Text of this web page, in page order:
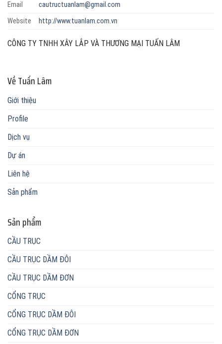
Email
cautructuanlam@gmail.com
Website
http://www.tuanlam.com.vn
CÔNG TY TNHH XÂY LẮP VÀ THƯƠNG MẠI TUẤN LÂM
Về Tuấn Lâm
Giới thiệu
Profile
Dịch vụ
Dự án
Liên hệ
Sản phẩm
Sản phẩm
CẦU TRỤC
CẦU TRỤC DẦM ĐÔI
CẦU TRỤC DẦM ĐƠN
CỔNG TRỤC
CỔNG TRỤC DẦM ĐÔI
CỔNG TRỤC DẦM ĐƠN